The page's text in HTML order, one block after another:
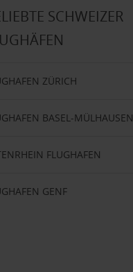
SCHWEIZER
ZÜRICH
BASEL-MÜLHAUSEN
FLUGHAFEN
GENF